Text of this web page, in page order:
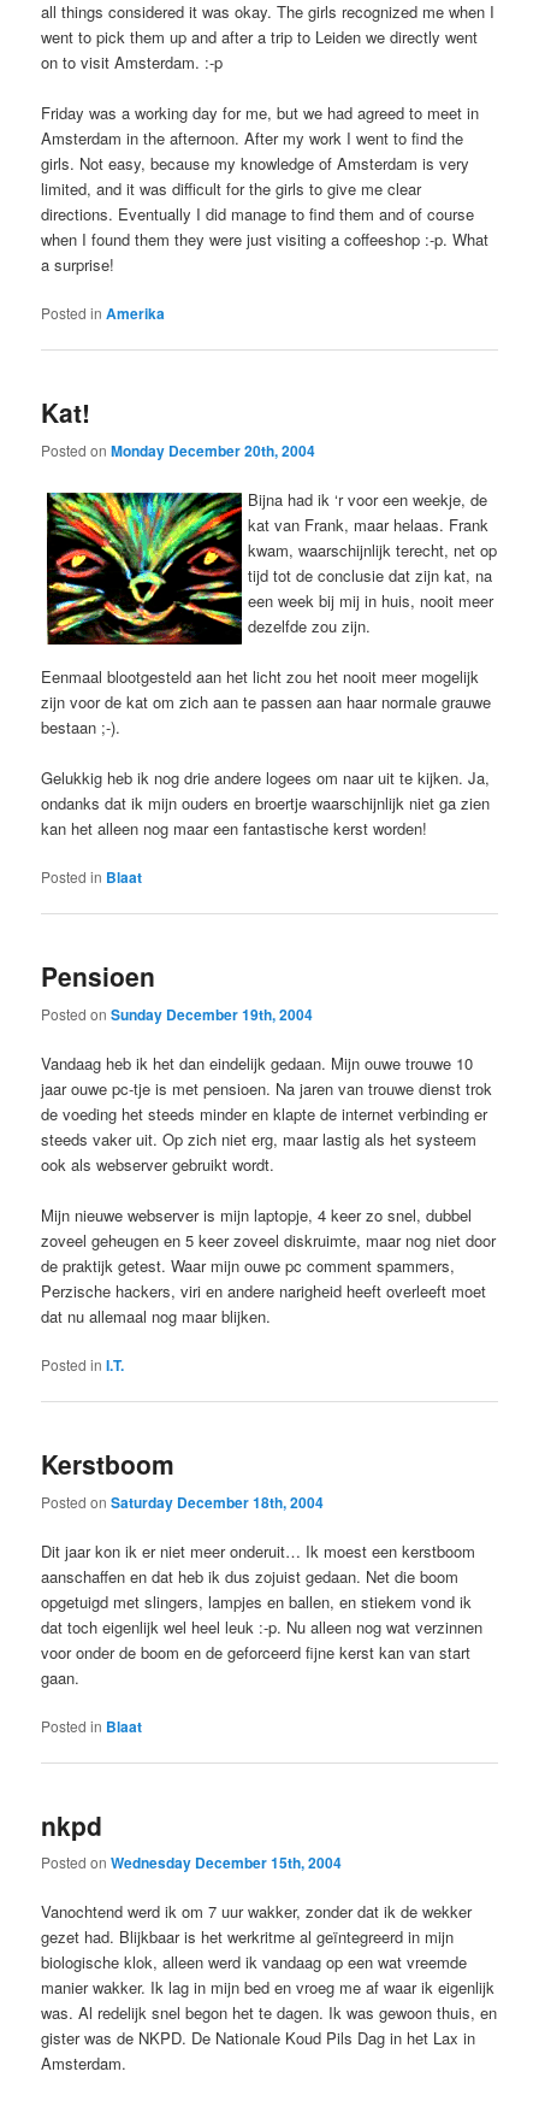
all things considered it was okay. The girls recognized me when I
went to pick them up and after a trip to Leiden we directly went
on to visit Amsterdam. :-p
Friday was a working day for me, but we had agreed to meet in
Amsterdam in the afternoon. After my work I went to find the
girls. Not easy, because my knowledge of Amsterdam is very
limited, and it was difficult for the girls to give me clear
directions. Eventually I did manage to find them and of course
when I found them they were just visiting a coffeeshop :-p. What
a surprise!
Posted in Amerika
Kat!
Posted onMonday December 20th, 2004
Bijna had ik ‘r voor een weekje, de
kat van Frank, maar helaas. Frank
kwam, waarschijnlijk terecht, net op
tijd tot de conclusie dat zijn kat, na
een week bij mij in huis, nooit meer
dezelfde zou zijn.
Eenmaal blootgesteld aan het licht zou het nooit meer mogelijk
zijn voor de kat om zich aan te passen aan haar normale grauwe
bestaan ;-).
Gelukkig heb ik nog drie andere logees om naar uit te kijken. Ja,
ondanks dat ik mijn ouders en broertje waarschijnlijk niet ga zien
kan het alleen nog maar een fantastische kerst worden!
Posted in Blaat
Pensioen
Posted onSunday December 19th, 2004
Vandaag heb ik het dan eindelijk gedaan. Mijn ouwe trouwe 10
jaar ouwe pc-tje is met pensioen. Na jaren van trouwe dienst trok
de voeding het steeds minder en klapte de internet verbinding er
steeds vaker uit. Op zich niet erg, maar lastig als het systeem
ook als webserver gebruikt wordt.
Mijn nieuwe webserver is mijn laptopje, 4 keer zo snel, dubbel
zoveel geheugen en 5 keer zoveel diskruimte, maar nog niet door
de praktijk getest. Waar mijn ouwe pc comment spammers,
Perzische hackers, viri en andere narigheid heeft overleeft moet
dat nu allemaal nog maar blijken.
Posted in I.T.
Kerstboom
Posted onSaturday December 18th, 2004
Dit jaar kon ik er niet meer onderuit… Ik moest een kerstboom
aanschaffen en dat heb ik dus zojuist gedaan. Net die boom
opgetuigd met slingers, lampjes en ballen, en stiekem vond ik
dat toch eigenlijk wel heel leuk :-p. Nu alleen nog wat verzinnen
voor onder de boom en de geforceerd fijne kerst kan van start
gaan.
Posted in Blaat
nkpd
Posted onWednesday December 15th, 2004
Vanochtend werd ik om 7 uur wakker, zonder dat ik de wekker
gezet had. Blijkbaar is het werkritme al geïntegreerd in mijn
biologische klok, alleen werd ik vandaag op een wat vreemde
manier wakker. Ik lag in mijn bed en vroeg me af waar ik eigenlijk
was. Al redelijk snel begon het te dagen. Ik was gewoon thuis, en
gister was de NKPD. De Nationale Koud Pils Dag in het Lax in
Amsterdam.